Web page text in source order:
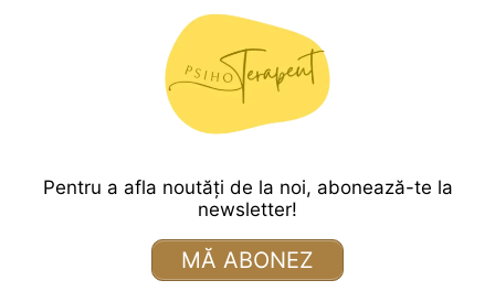
„Ce să fac?” și frații lui
…adică “N-am ce să fac!”, “Ce putem să
facem noi?!”, “Cine sunt eu să fac asta?!”,
“Asta nu se poate face.”, “E prea greu de
Pentru a afla noutăți de la noi, abonează-te la
newsletter!
MĂ ABONEZ